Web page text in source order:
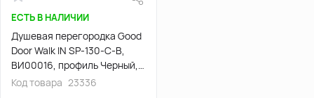
ЕСТЬ В НАЛИЧИИ
Душевая перегородка Good
Door Walk IN SP-130-C-В,
ВИ00016, профиль Черный,
стекло Прозрачное
Код товара 23336